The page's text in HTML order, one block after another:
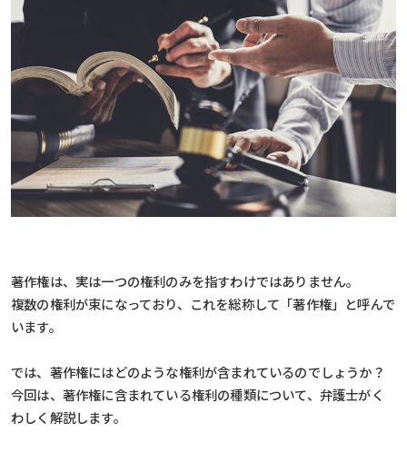
著作権は、実は一つの権利のみを指すわけではありません。
複数の権利が束になっており、これを総称して「著作権」と呼んで
います。
では、著作権にはどのような権利が含まれているのでしょうか？
今回は、著作権に含まれている権利の種類について、弁護士がく
わしく解説します。